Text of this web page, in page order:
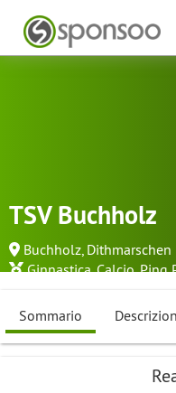
TSV Buchholz
Buchholz, Dithmarschen
Ginnastica,Calcio,Ping
Sommario